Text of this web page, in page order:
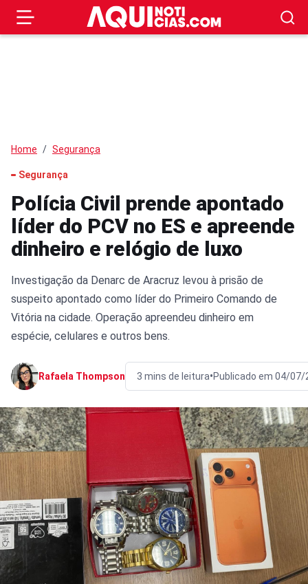
Home Segurança
Segurança
Polícia Civil prende apontado
líder do PCV no ES e apreende
dinheiro e relógio de luxo
Investigação da Denarc de Aracruz levou à prisão de
suspeito apontado como líder do Primeiro Comando de
Vitória na cidade. Operação apreendeu dinheiro em
espécie, celulares e outros bens.
Rafaela Thompson 3 mins de leitura•Publicado em 04/07/